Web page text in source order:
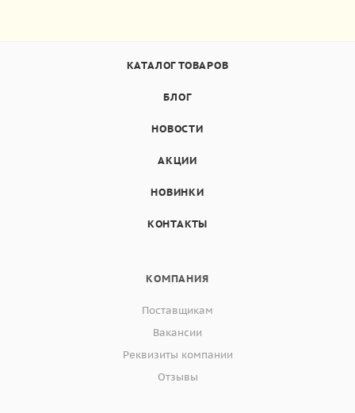
КАТАЛОГ ТОВАРОВ
БЛОГ
НОВОСТИ
АКЦИИ
НОВИНКИ
КОНТАКТЫ
КОМПАНИЯ
Поставщикам
Вакансии
Реквизиты компании
Отзывы